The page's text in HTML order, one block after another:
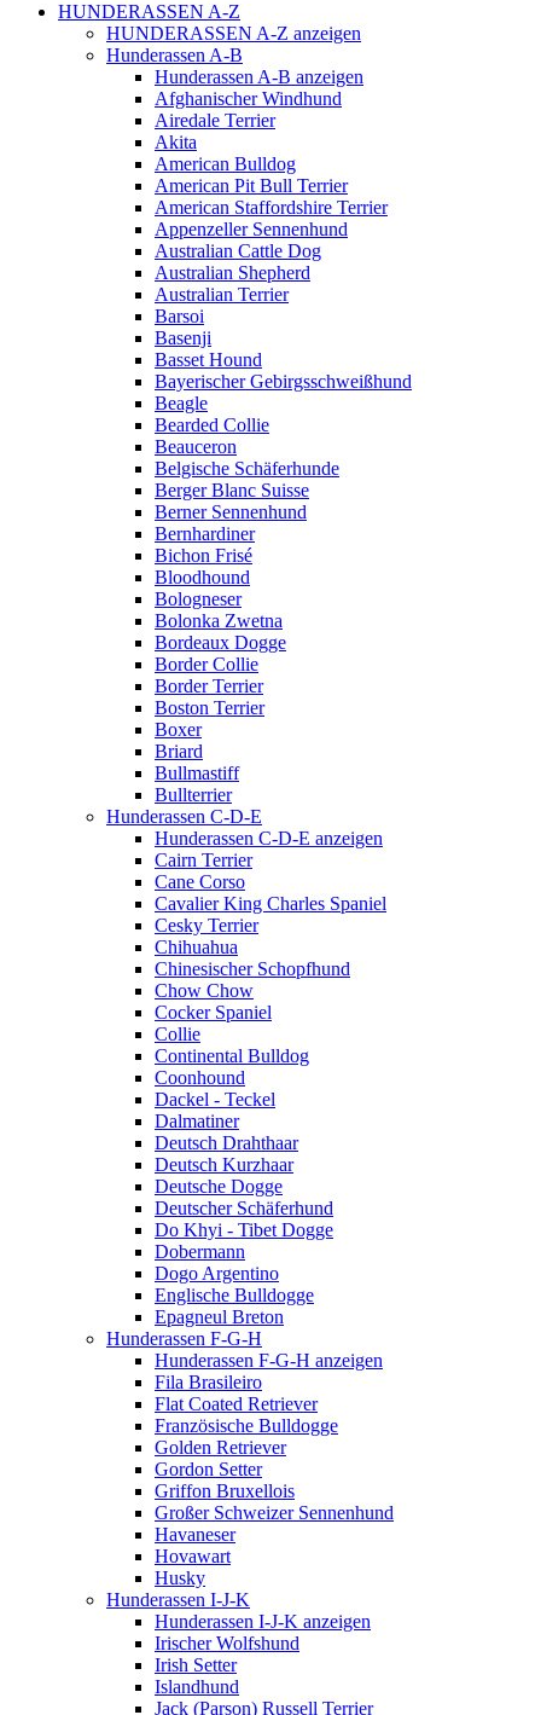
HUNDERASSEN A-Z
HUNDERASSEN A-Z anzeigen
Hunderassen A-B
Hunderassen A-B anzeigen
Afghanischer Windhund
Airedale Terrier
Akita
American Bulldog
American Pit Bull Terrier
American Staffordshire Terrier
Appenzeller Sennenhund
Australian Cattle Dog
Australian Shepherd
Australian Terrier
Barsoi
Basenji
Basset Hound
Bayerischer Gebirgsschweißhund
Beagle
Bearded Collie
Beauceron
Belgische Schäferhunde
Berger Blanc Suisse
Berner Sennenhund
Bernhardiner
Bichon Frisé
Bloodhound
Bologneser
Bolonka Zwetna
Bordeaux Dogge
Border Collie
Border Terrier
Boston Terrier
Boxer
Briard
Bullmastiff
Bullterrier
Hunderassen C-D-E
Hunderassen C-D-E anzeigen
Cairn Terrier
Cane Corso
Cavalier King Charles Spaniel
Cesky Terrier
Chihuahua
Chinesischer Schopfhund
Chow Chow
Cocker Spaniel
Collie
Continental Bulldog
Coonhound
Dackel - Teckel
Dalmatiner
Deutsch Drahthaar
Deutsch Kurzhaar
Deutsche Dogge
Deutscher Schäferhund
Do Khyi - Tibet Dogge
Dobermann
Dogo Argentino
Englische Bulldogge
Epagneul Breton
Hunderassen F-G-H
Hunderassen F-G-H anzeigen
Fila Brasileiro
Flat Coated Retriever
Französische Bulldogge
Golden Retriever
Gordon Setter
Griffon Bruxellois
Großer Schweizer Sennenhund
Havaneser
Hovawart
Husky
Hunderassen I-J-K
Hunderassen I-J-K anzeigen
Irischer Wolfshund
Irish Setter
Islandhund
Jack (Parson) Russell Terrier